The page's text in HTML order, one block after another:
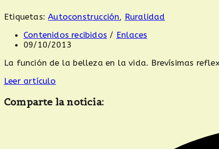
Etiquetas:Autoconstrucción, Ruralidad
Categoría
de
entrada:
Contenidos recibidos / Enlaces
Publicación
la
09/10/2013
La función de la belleza en la vida. Brevísimas
Leer artículo
Comparte la noticia:Compartir